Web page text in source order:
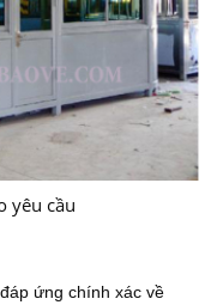
yêu cầu
ứng chính xác về